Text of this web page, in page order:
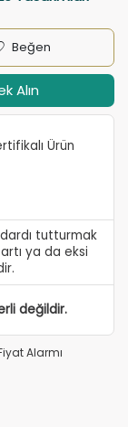
Beğen
Alın
Ürün
tutturmak
ya da eksi
değildir.
Alarmı